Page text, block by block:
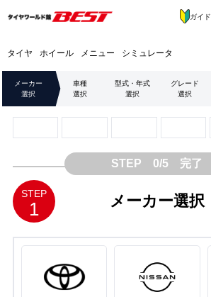
タイヤ ホイール メニュー シミュレータ
ガイド
メーカー
選択
車種
選択
型式・年式
選択
グレード
選択
STEP 0/5 完了
STEP
1 メーカー選択